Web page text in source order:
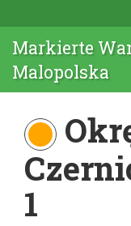
Markierte
Malopolska
1